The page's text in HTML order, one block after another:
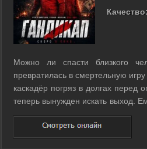
Качество:
Можно ли спасти близкого
превратилась в смертельную
каскадёр погряз в долгах перед
теперь вынужден искать выход.
в рискованном состязании в
просты и жестоки. Участник
конкретную точку за ...